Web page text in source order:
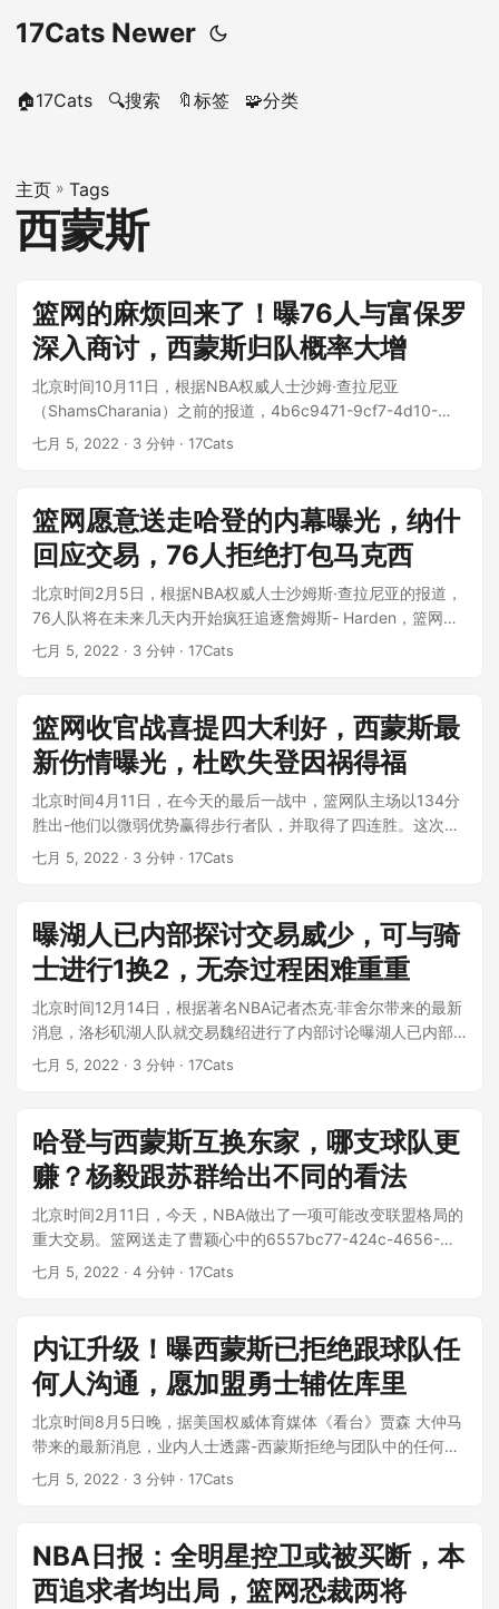
17Cats Newer
🏠17Cats 🔍搜索 🔖标签 🧩分类
主页 » Tags
西蒙斯
篮网的麻烦回来了！曝76人与富保罗
深入商讨，西蒙斯归队概率大增
北京时间10月11日，根据NBA权威人士沙姆·查拉尼亚
（ShamsCharania）之前的报道，4b6c9471-9cf7-4d10-
9a3...
七月 5, 2022 · 3 分钟 · 17Cats
篮网愿意送走哈登的内幕曝光，纳什
回应交易，76人拒绝打包马克西
北京时间2月5日，根据NBA权威人士沙姆斯·查拉尼亚的报道，
76人队将在未来几天内开始疯狂追逐詹姆斯- Harden，篮网也
对交易Harden...
七月 5, 2022 · 3 分钟 · 17Cats
篮网收官战喜提四大利好，西蒙斯最
新伤情曝光，杜欧失登因祸得福
北京时间4月11日，在今天的最后一战中，篮网队主场以134分
胜出-他们以微弱优势赢得步行者队，并取得了四连胜。这次胜
利也让他们收获了四大好处...
七月 5, 2022 · 3 分钟 · 17Cats
曝湖人已内部探讨交易威少，可与骑
士进行1换2，无奈过程困难重重
北京时间12月14日，根据著名NBA记者杰克·菲舍尔带来的最新
消息，洛杉矶湖人队就交易魏绍进行了内部讨论曝湖人已内部
探讨交易威少，可与骑士进...
七月 5, 2022 · 3 分钟 · 17Cats
哈登与西蒙斯互换东家，哪支球队更
赚？杨毅跟苏群给出不同的看法
北京时间2月11日，今天，NBA做出了一项可能改变联盟格局的
重大交易。篮网送走了曹颖心中的6557bc77-424c-4656-
8169-7...
七月 5, 2022 · 4 分钟 · 17Cats
内讧升级！曝西蒙斯已拒绝跟球队任
何人沟通，愿加盟勇士辅佐库里
北京时间8月5日晚，据美国权威体育媒体《看台》贾森 大仲马
带来的最新消息，业内人士透露-西蒙斯拒绝与团队中的任何人
沟通。所有的交流都是通过他的...
七月 5, 2022 · 3 分钟 · 17Cats
NBA日报：全明星控卫或被买断，本
西追求者均出局，篮网恐裁两将